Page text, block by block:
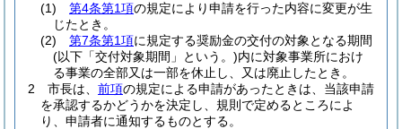
(1)
第4条第1項の規定により申請を行った内容に変更が生
じたとき。
(2)
第7条第1項に規定する奨励金の交付の対象となる期間
(以下「交付対象期間」という。)内に対象事業所におけ
る事業の全部又は一部を休止し、又は廃止したとき。
2
市長は、 前項の規定による申請があったときは、当該申請
を承認するかどうかを決定し、規則で定めるところによ
り、申請者に通知するものとする。